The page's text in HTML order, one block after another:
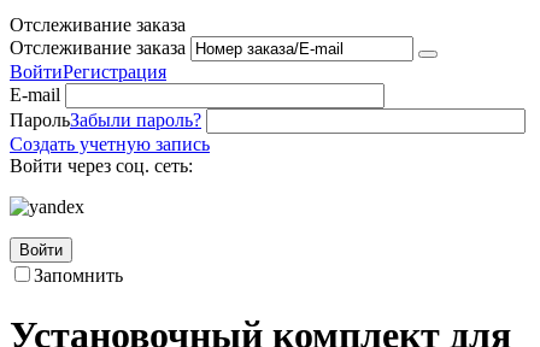
Отслеживание заказа
Отслеживание заказа
ВойтиРегистрация
E-mail
ПарольЗабыли пароль?
Создать учетную запись
Войти через соц. сеть:
Войти
Запомнить
Установочный комплект для